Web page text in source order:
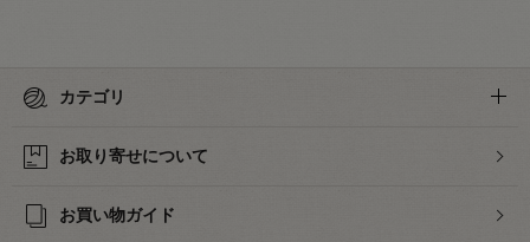
カテゴリ
お取り寄せについて
お買い物ガイド